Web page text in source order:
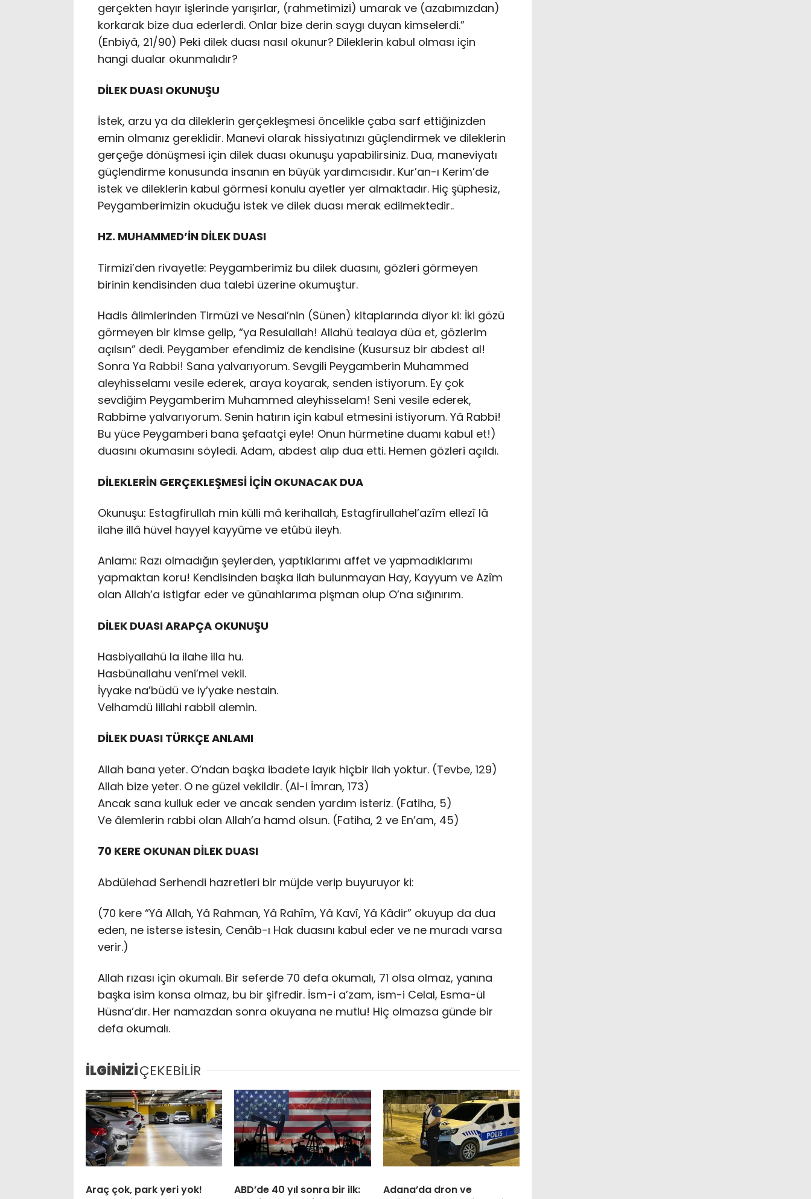
gerçekten hayır işlerinde yarışırlar, (rahmetimizi) umarak ve (azabımızdan)
korkarak bize dua ederlerdi. Onlar bize derin saygı duyan kimselerdi.”
(Enbiyâ, 21/90) Peki dilek duası nasıl okunur? Dileklerin kabul olması için
hangi dualar okunmalıdır?
DİLEK DUASI OKUNUŞU
İstek, arzu ya da dileklerin gerçekleşmesi öncelikle çaba sarf ettiğinizden
emin olmanız gereklidir. Manevi olarak hissiyatınızı güçlendirmek ve dileklerin
gerçeğe dönüşmesi için dilek duası okunuşu yapabilirsiniz. Dua, maneviyatı
güçlendirme konusunda insanın en büyük yardımcısıdır. Kur’an-ı Kerim’de
istek ve dileklerin kabul görmesi konulu ayetler yer almaktadır. Hiç şüphesiz,
Peygamberimizin okuduğu istek ve dilek duası merak edilmektedir..
HZ. MUHAMMED’İN DİLEK DUASI
Tirmizi’den rivayetle: Peygamberimiz bu dilek duasını, gözleri görmeyen
birinin kendisinden dua talebi üzerine okumuştur.
Hadis âlimlerinden Tirmüzi ve Nesai’nin (Sünen) kitaplarında diyor ki: İki gözü
görmeyen bir kimse gelip, “ya Resulallah! Allahü tealaya düa et, gözlerim
açılsın” dedi. Peygamber efendimiz de kendisine (Kusursuz bir abdest al!
Sonra Ya Rabbi! Sana yalvarıyorum. Sevgili Peygamberin Muhammed
aleyhisselamı vesile ederek, araya koyarak, senden istiyorum. Ey çok
sevdiğim Peygamberim Muhammed aleyhisselam! Seni vesile ederek,
Rabbime yalvarıyorum. Senin hatırın için kabul etmesini istiyorum. Yâ Rabbi!
Bu yüce Peygamberi bana şefaatçi eyle! Onun hürmetine duamı kabul et!)
duasını okumasını söyledi. Adam, abdest alıp dua etti. Hemen gözleri açıldı.
DİLEKLERİN GERÇEKLEŞMESİ İÇİN OKUNACAK DUA
Okunuşu: Estagfirullah min külli mâ kerihallah, Estagfirullahel’azîm ellezî lâ
ilahe illâ hüvel hayyel kayyûme ve etûbü ileyh.
Anlamı: Razı olmadığın şeylerden, yaptıklarımı affet ve yapmadıklarımı
yapmaktan koru! Kendisinden başka ilah bulunmayan Hay, Kayyum ve Azîm
olan Allah’a istigfar eder ve günahlarıma pişman olup O’na sığınırım.
DİLEK DUASI ARAPÇA OKUNUŞU
Hasbiyallahü la ilahe illa hu.
Hasbünallahu veni’mel vekil.
İyyake na’büdü ve iy’yake nestain.
Velhamdü lillahi rabbil alemin.
DİLEK DUASI TÜRKÇE ANLAMI
Allah bana yeter. O’ndan başka ibadete layık hiçbir ilah yoktur. (Tevbe, 129)
Allah bize yeter. O ne güzel vekildir. (Al-i İmran, 173)
Ancak sana kulluk eder ve ancak senden yardım isteriz. (Fatiha, 5)
Ve âlemlerin rabbi olan Allah’a hamd olsun. (Fatiha, 2 ve En’am, 45)
70 KERE OKUNAN DİLEK DUASI
Abdülehad Serhendi hazretleri bir müjde verip buyuruyor ki:
(70 kere “Yâ Allah, Yâ Rahman, Yâ Rahîm, Yâ Kavî, Yâ Kâdir” okuyup da dua
eden, ne isterse istesin, Cenâb-ı Hak duasını kabul eder ve ne muradı varsa
verir.)
Allah rızası için okumalı. Bir seferde 70 defa okumalı, 71 olsa olmaz, yanına
başka isim konsa olmaz, bu bir şifredir. İsm-i a’zam, ism-i Celal, Esma-ül
Hüsna’dır. Her namazdan sonra okuyana ne mutlu! Hiç olmazsa günde bir
defa okumalı.
İLGİNİZİÇEKEBİLİR
Araç çok, park yeri yok!
ABD’de 40 yıl sonra bir ilk:
Adana’da dron ve